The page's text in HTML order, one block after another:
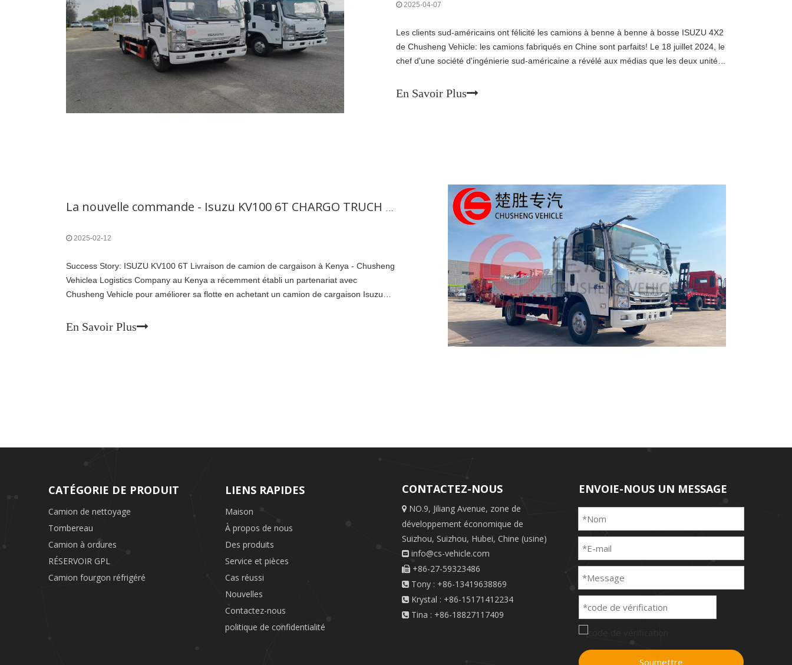
2025-04-07
Les clients sud-américains ont félicité les camions à benne à benne à bosse ISUZU 4X2
de Chusheng Vehicle: les camions fabriqués en Chine sont parfaits! Le 18 juillet 2024, le
chef d'une société d'ingénierie sud-américaine a révélé aux médias que les deux unités
Vehicle.
En Savoir Plus
La nouvelle commande - Isuzu KV100 6T CHARGO TRUCH au Kenya
2025-02-12
Success Story: ISUZU KV100 6T Livraison de camion de cargaison à Kenya - Chusheng
Vehiclea Logistics Company au Kenya a récemment établi un partenariat avec
Chusheng Vehicle pour améliorer sa flotte en achetant un camion de cargaison Isuzu
En Savoir Plus
CATÉGORIE DE PRODUIT
Camion de nettoyage
Tombereau
Camion à ordures
RÉSERVOIR GPL
Camion fourgon réfrigéré
LIENS RAPIDES
Maison
À propos de nous
Des produits
Service et pièces
Cas réussi
Nouvelles
Contactez-nous
politique de confidentialité
CONTACTEZ-NOUS
 NO.9, Jiliang Avenue, zone de
développement économique de
Suizhou, Suizhou, Hubei, Chine (usine)
 info@cs-vehicle.com
 +86-27-59323486
 Tony : +86-13419638869
 Krystal : +86-15171412234
 Tina : +86-18827117409
ENVOIE-NOUS UN MESSAGE
Soumettre